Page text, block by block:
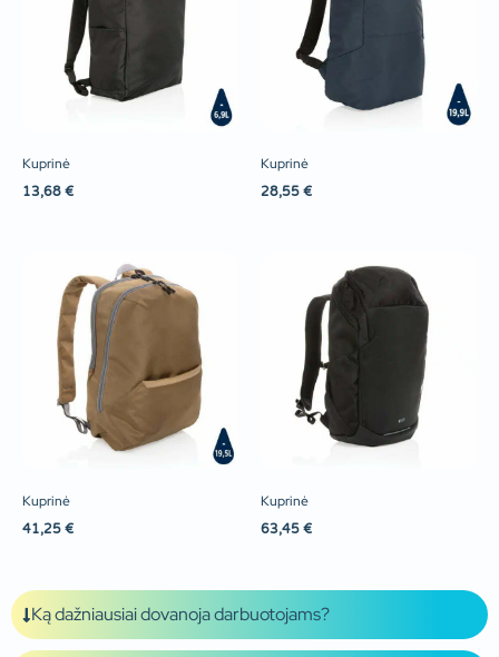
Kuprinė
13,68 €
Kuprinė
28,55 €
Kuprinė
41,25 €
Kuprinė
63,45 €
Ką dažniausiai dovanoja darbuotojams?